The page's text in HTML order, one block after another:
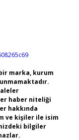
marka, kurum
haber niteliği
hakkında
ve kişiler ile isim
bilgiler